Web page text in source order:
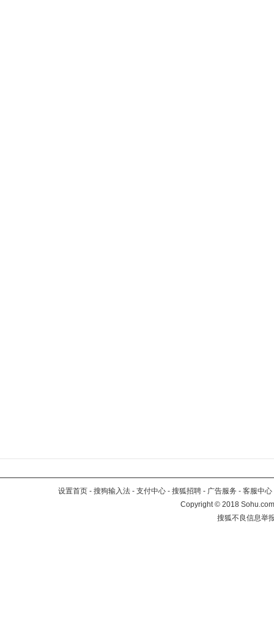
设置首页 - 搜狗输入法 - 支付中心 - 搜狐招聘 - 广告服务 - 客服中心
Copyright©2018
搜狐不良信息举